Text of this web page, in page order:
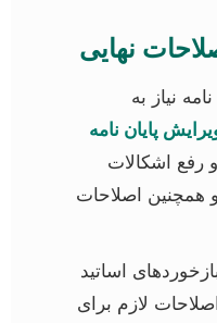
نهایی
نیاز به
پایان نامه
رفع اشکالات
همچنین اصلاحات
اساتید
لازم برای